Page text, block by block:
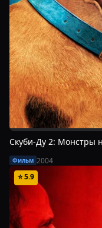
Скуби-Ду 2: Монстры
Фильм 2004
⭐5.9